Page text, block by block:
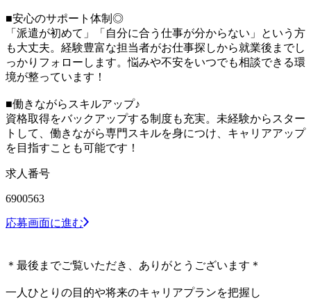
■安心のサポート体制◎
「派遣が初めて」「自分に合う仕事が分からない」という方
も大丈夫。経験豊富な担当者がお仕事探しから就業後までし
っかりフォローします。悩みや不安をいつでも相談できる環
境が整っています！
■働きながらスキルアップ♪
資格取得をバックアップする制度も充実。未経験からスター
トして、働きながら専門スキルを身につけ、キャリアアップ
を目指すことも可能です！
求人番号
6900563
応募画面に進む
＊最後までご覧いただき、ありがとうございます＊
一人ひとりの目的や将来のキャリアプランを把握し